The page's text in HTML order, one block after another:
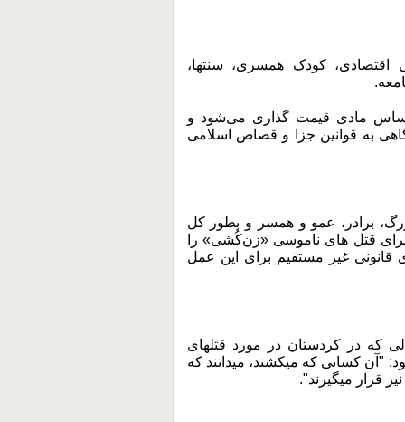
اقتصادی، کودک همسری، سنتها،
اساس مادی قیمت گذاری می‌شود و
به قوانین جزا و قصاص اسلامی
برادر، عمو و همسر و بطور کل
برای قتل های ناموسی «زن‌کُشی» را
غیر مستقیم برای این عمل
که در کردستان در مورد قتلهای
"آن کسانی که میکشند، میدانند که
قرار میگیرند".